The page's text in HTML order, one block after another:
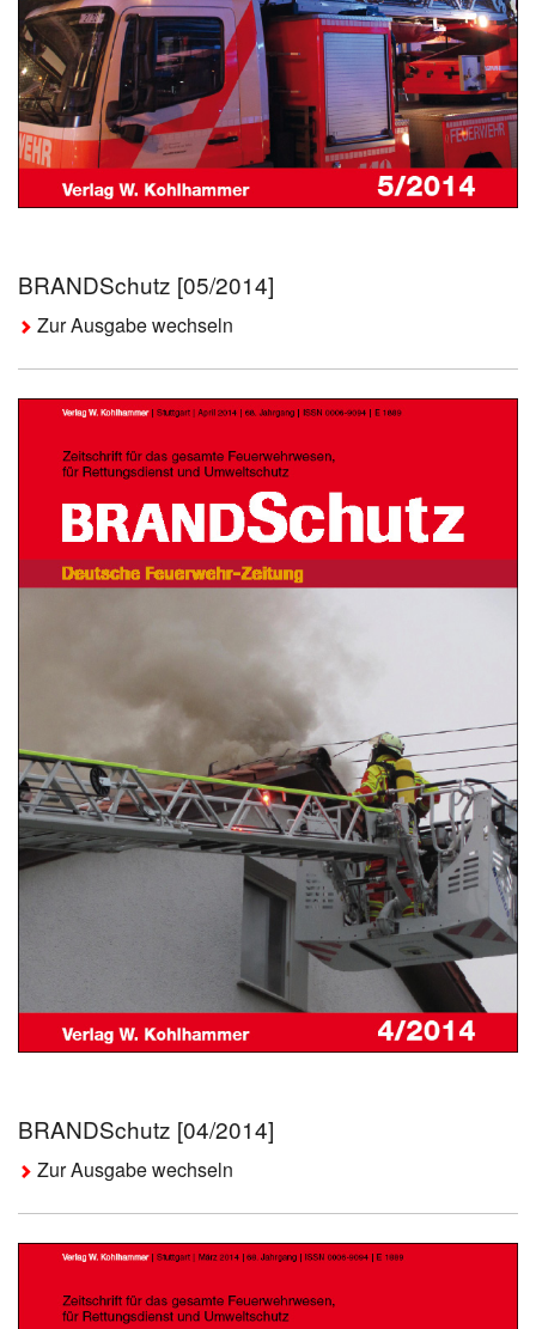
BRANDSchutz [05/2014]
Zur Ausgabe wechseln
BRANDSchutz [04/2014]
Zur Ausgabe wechseln